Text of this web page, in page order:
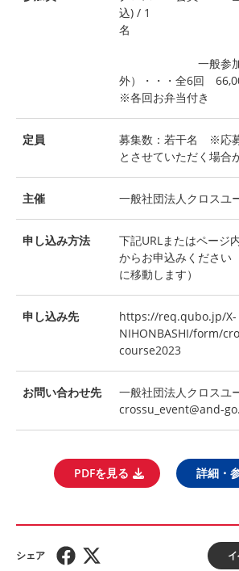
込) / 1
一般参加（
外）・・・全6回
※各回お弁当付き
定員
募集数：若干名 ※応
とさせていただく場合
主催 一般社団法人クロスユ
申し込み方法
下記URLまたはページ
からお申込みください
に移動します）
申し込み先
https://req.qubo.jp/X-
NIHONBASHI/form/
course2023
お問い合わせ先
一般社団法人クロス
crossu_event@and-
PDFを見る 詳細・